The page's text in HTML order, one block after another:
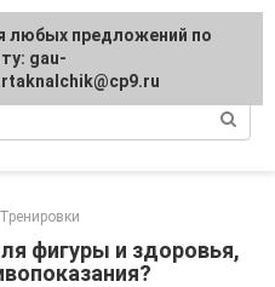
Тренировки
фигуры и здоровья,
любых предложений по
gau-